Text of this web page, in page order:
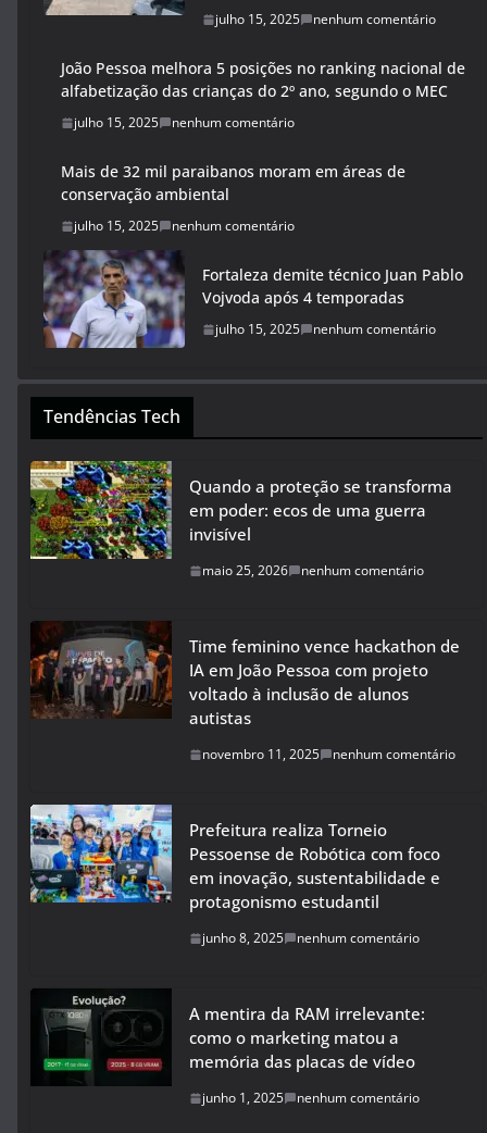
julho 15, 2025 nenhum comentário
João Pessoa melhora 5 posições no ranking nacional de
alfabetização das crianças do 2º ano, segundo o MEC
julho 15, 2025 nenhum comentário
Mais de 32 mil paraibanos moram em áreas de
conservação ambiental
julho 15, 2025 nenhum comentário
Fortaleza demite técnico Juan Pablo
Vojvoda após 4 temporadas
julho 15, 2025 nenhum comentário
Tendências Tech
Quando a proteção se transforma
em poder: ecos de uma guerra
invisível
maio 25, 2026 nenhum comentário
Time feminino vence hackathon de
IA em João Pessoa com projeto
voltado à inclusão de alunos
autistas
novembro 11, 2025 nenhum comentário
Prefeitura realiza Torneio
Pessoense de Robótica com foco
em inovação, sustentabilidade e
protagonismo estudantil
junho 8, 2025 nenhum comentário
A mentira da RAM irrelevante:
como o marketing matou a
memória das placas de vídeo
junho 1, 2025 nenhum comentário